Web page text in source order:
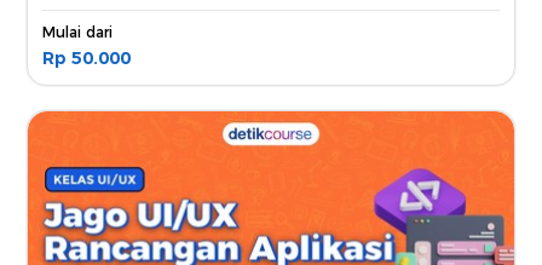
Mulai dari
Rp 50.000